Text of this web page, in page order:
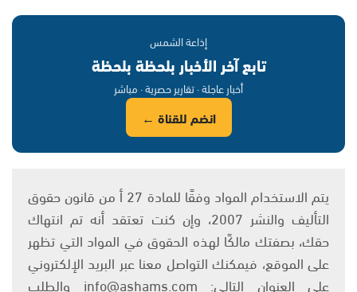
إذاعة الشمس
تابع آخر الأخبار بلحظة بلحظة
أخبار عاجلة · تقارير حصرية · مباشر
انضم للقناة ←
يتم الاستخدام المواد وفقًا للمادة 27 أ من قانون حقوق
التأليف والنشر 2007، وإن كنت تعتقد أنه تم انتهاك
حقك، بصفتك مالكًا لهذه الحقوق في المواد التي تظهر
على الموقع، فيمكنك التواصل معنا عبر البريد الإلكتروني
على العنوان التالي: info@ashams.com والطلب